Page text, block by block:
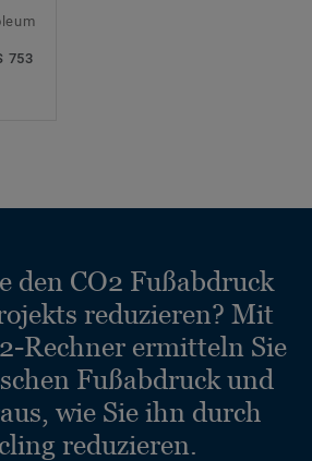
753
den CO2 Fußabdruck
reduzieren? Mit
Rechner ermitteln Sie
Fußabdruck und
wie Sie ihn durch
reduzieren.